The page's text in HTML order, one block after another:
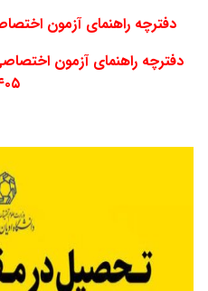
دفترچه راهنمای آزمون
دفترچه راهنمای آزمون